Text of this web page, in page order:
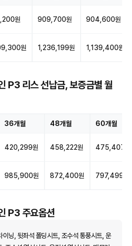
원 909,700원 904,600원
원 1,236,199원 1,139,400원
리스 선납금, 보증금별 월
36개월 48개월 60개월
420,299원 458,222원 475,407원
985,900원 872,400원 797,499원
P3 주요옵션
닝, 뒷좌석 폴딩시트, 조수석 통풍시트, 운